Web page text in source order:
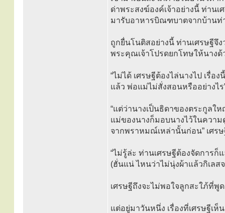
ด่าพระสงฆ์องค์เจ้าอย่างนี้ ท่าน
มารับอาหารบิณฑบาตจากบ้านท่
ถูกยื่นโนติสอย่างนี้ ท่านเศรษฐีจึ
พระคุณเจ้าโปรดยกโทษให้นางด้
“ไม่ได้ เศรษฐีต้องไล่นางไป เรื่อ
แล้ว พ่อแม่ไม่สั่งสอนหรืออย่างไร
“แต่ว่านางเป็นธิดาของตระกูลใ
แม่ของนางก็มอบนางไว้ในควา
จากพราหมณ์เหล่านั้นก่อน” เศร
“ไม่รู้ล่ะ ท่านเศรษฐีต้องจัดการก็
(ฮั่นแน่ ไหนว่าไม่นุ่งผ้าแล้วกิเลส
เศรษฐีถึงจะไม่พอใจลูกสะใภ้ที่พู
แต่อยู่มาวันหนึ่ง เรื่องที่เศรษฐีเห็